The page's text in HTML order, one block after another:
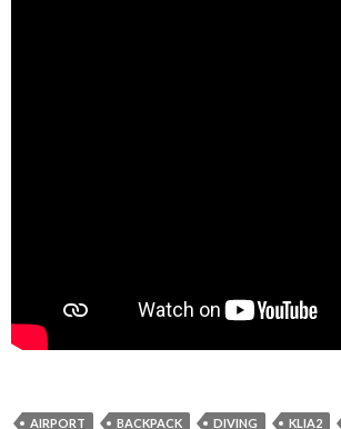
AIRPORT BACKPACK DIVING KLIA2